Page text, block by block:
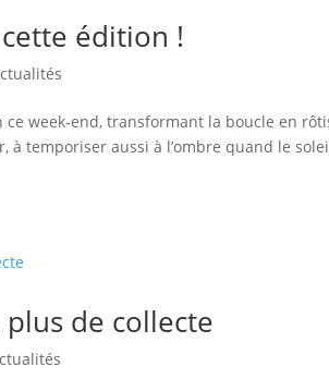
édition !
ce week‑end, transformant la boucle en
à temporiser aussi à l’ombre quand le
de collecte